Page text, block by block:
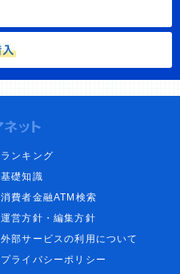
ランキング
基礎知識
消費者金融ATM検索
運営方針・編集方針
外部サービスの利用について
プライバシーポリシー